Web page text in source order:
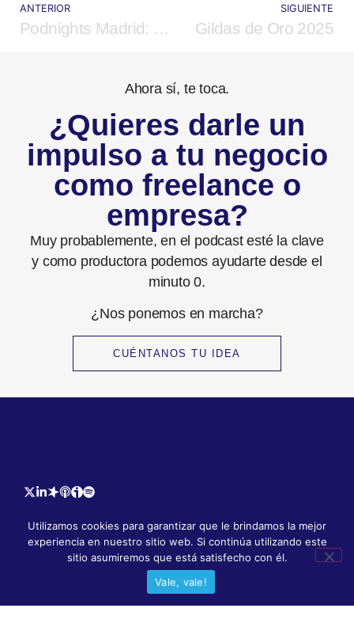
ANTERIOR
Podnights Madrid: El Recuento Musical
SIGUIENTE
Gildas de Oro 2025
Ahora sí, te toca.
¿Quieres darle un
impulso a tu negocio
como freelance o
empresa?
Muy probablemente, en el podcast esté la clave
y como productora podemos ayudarte desde el
minuto 0.
¿Nos ponemos en marcha?
CUÉNTANOS TU IDEA
Cookies Privacidad Aviso Legal
Web por Joan Marco.
© 2026 EOVE Productora. Todos los derechos reservados.
Utilizamos cookies para garantizar que le brindamos la mejor
experiencia en nuestro sitio web. Si continúa utilizando este
sitio asumiremos que está satisfecho con él.
Vale, vale!